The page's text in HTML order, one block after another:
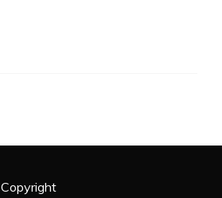
Copyright